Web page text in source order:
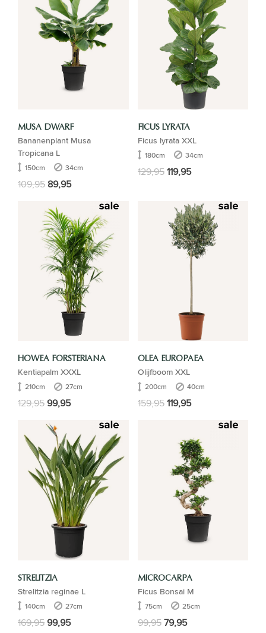
MUSA DWARF
Bananenplant Musa
Tropicana L
150cm 34cm
109,95 89,95
FICUS LYRATA
Ficus lyrata XXL
180cm 34cm
129,95119,95
HOWEA FORSTERIANA
Kentiapalm XXXL
210cm 27cm
129,9599,95
OLEA EUROPAEA
Olijfboom XXL
200cm 40cm
159,95119,95
STRELITZIA
Strelitzia reginae L
140cm 27cm
169,9599,95
MICROCARPA
Ficus Bonsai M
75cm 25cm
99,9579,95